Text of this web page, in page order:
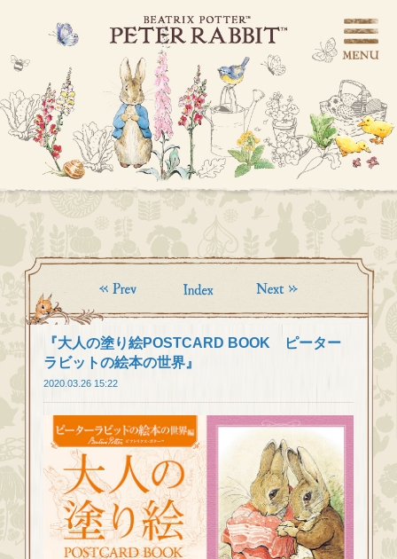
『大人の塗り絵POSTCARD BOOK ピーター
ラビットの絵本の世界』
2020.03.26 15:22